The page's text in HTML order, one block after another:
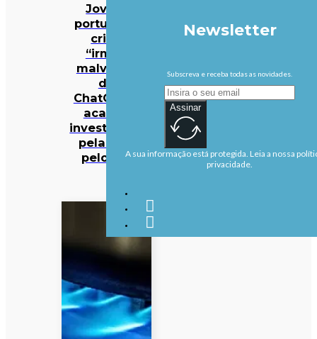
Jovem
português
criou
“irmão
malvado”
do
ChatGPT e
acabou
investigado
pela PJ e
pelo FBI
Newsletter
Subscreva e receba todas as novidades.
Assinar
A sua informação está protegida. Leia a nossa
privacidade.